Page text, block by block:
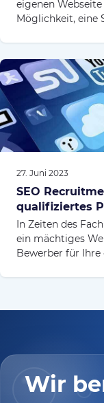
eigenen
Möglichkeit, eine
27. Juni 2023
SEO
qualifiziertes
In Zeiten des
ein mächtiges
Bewerber für Ihre
Wir